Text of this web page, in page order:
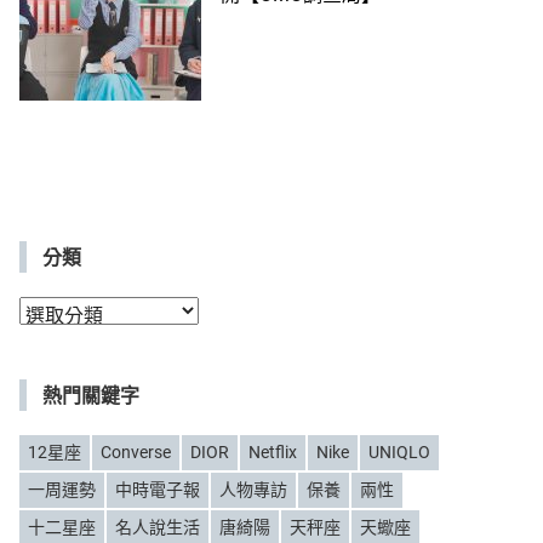
分類
分
熱門關鍵字
12星座 Converse DIOR Netflix Nike
UNIQLO
一周運勢
中時電子報 人物專訪 保養
兩性
十二星座
名人說生活 唐綺陽 天秤座
天蠍座